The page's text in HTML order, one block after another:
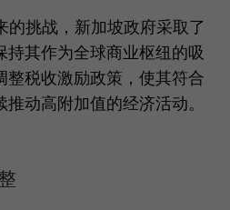
挑战，新加坡政府采取了
持其作为全球商业枢纽的吸
整税收激励政策，使其符合
动高附加值的经济活动。